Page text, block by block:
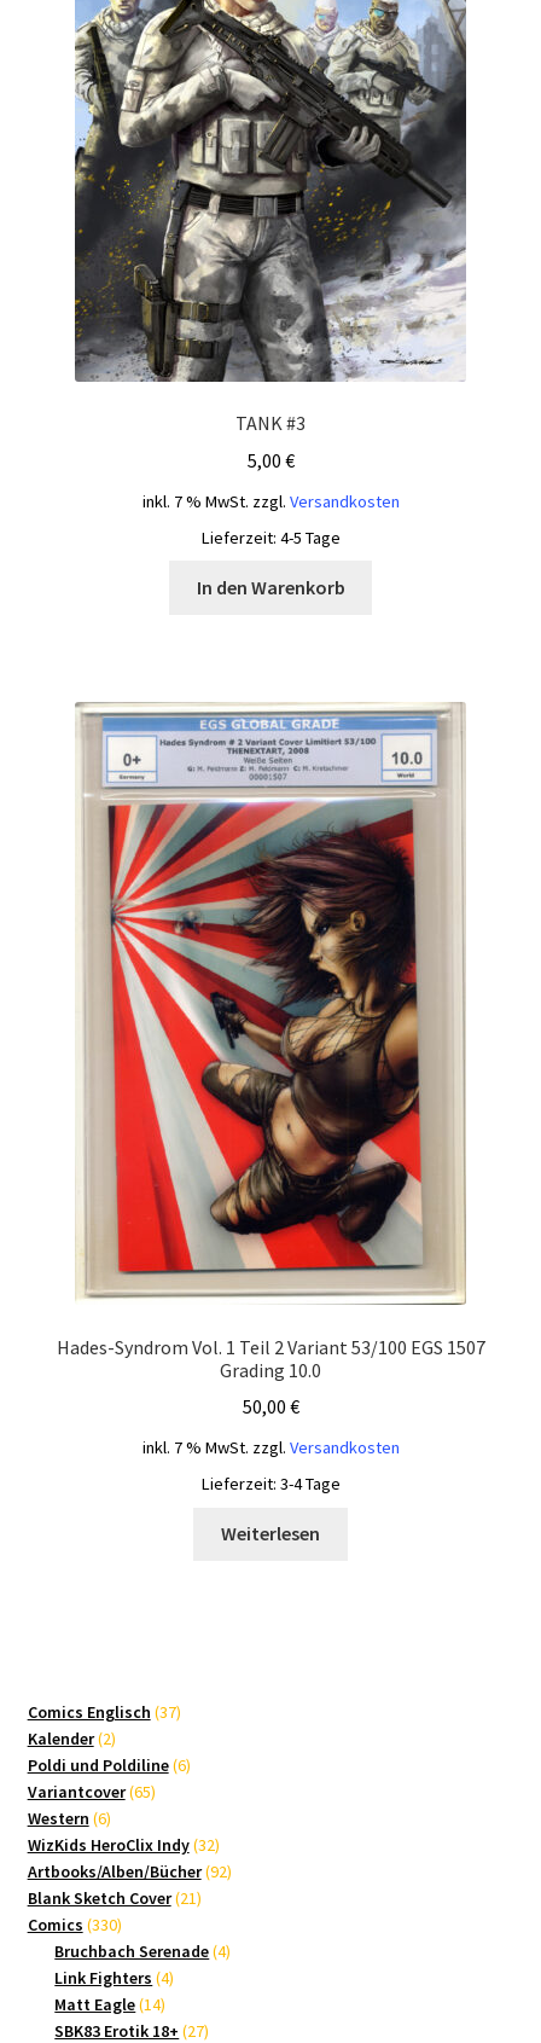
TANK #3
5,00 €
inkl. 7 % MwSt. zzgl. Versandkosten
Lieferzeit: 4-5 Tage
In den Warenkorb
Hades-Syndrom Vol. 1 Teil 2 Variant 53/100 EGS 1507
Grading 10.0
50,00 €
inkl. 7 % MwSt. zzgl. Versandkosten
Lieferzeit: 3-4 Tage
Weiterlesen
Comics Englisch 3737
Kalender 22
Produkte
Poldi und Poldiline 66
Variantcover 6565
Western 66
Produkte
WizKids HeroClix Indy 3232
Produkte
Artbooks/Alben/Bücher 9292
Blank Sketch Cover 2121
Comics 330330
Produkte
Bruchbach Serenade 44
Link Fighters 44
Matt Eagle 1414
Produkte
SBK83 Erotik 18+ 2727